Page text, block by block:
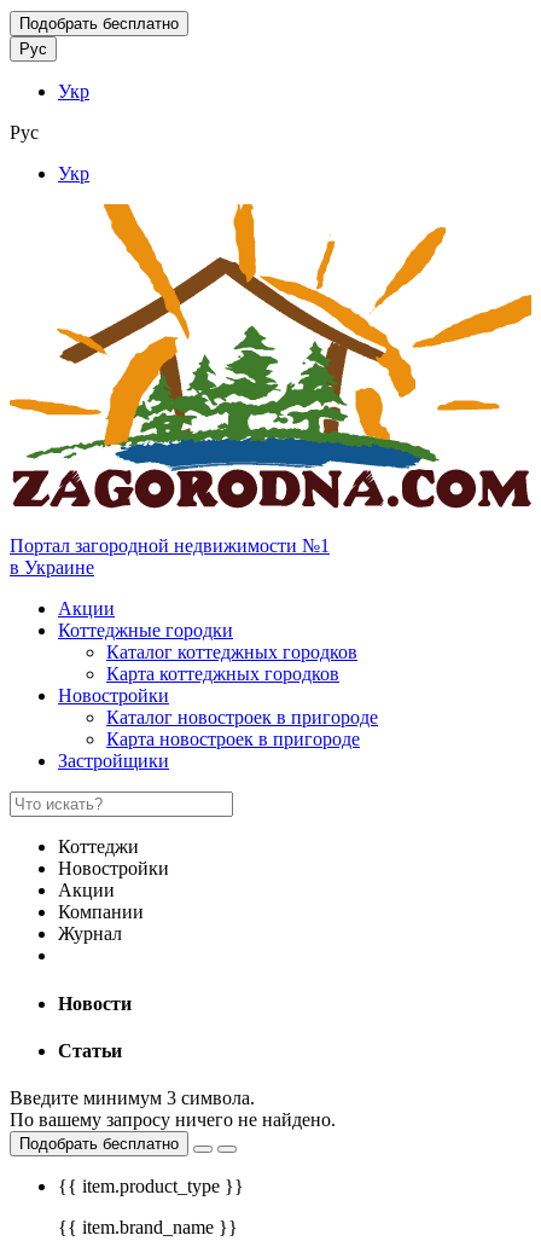
Подобрать бесплатно
Рус
Укр
Рус
Укр
Портал загородной недвижимости №1
в Украине
Акции
Коттеджные городки
Каталог коттеджных городков
Карта коттеджных городков
Новостройки
Каталог новостроек в пригороде
Карта новостроек в пригороде
Застройщики
Коттеджи
Новостройки
Акции
Компании
Журнал
Новости
Статьи
Введите минимум 3 символа.
По вашему запросу ничего не найдено.
Подобрать бесплатно
{{ item.product_type }}
{{ item.brand_name }}